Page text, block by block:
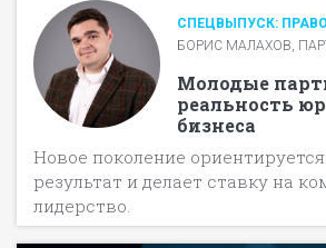
СПЕЦВЫПУСК:
БОРИС МАЛАХОВ,
Молодые
реальность
бизнеса
Новое поколение
результат и делает ставку на
лидерство.